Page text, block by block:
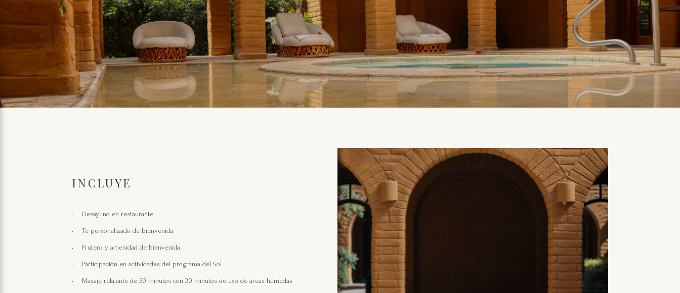
INCLUYE
Desayuno en restaurante
Té personalizado de bienvenida
Frutero y amenidad de bienvenida
Participación en actividades del programa del Sol
Masaje relajante de 50 minutos con 30 minutos de uso de áreas húmedas